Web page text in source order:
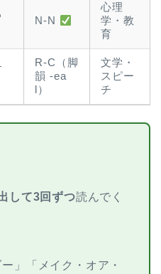
N-N
心理
学・教
育
R-C（脚
韻 -ea
l）
文学・
スピー
チ
して3回ずつ読んでく
」「メイク・オア・